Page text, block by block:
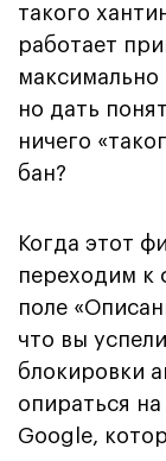
такого
работает
максимально
но дать
ничего
бан?
Когда этот
переходим к
поле
что вы
блокировки
опираться
Google,